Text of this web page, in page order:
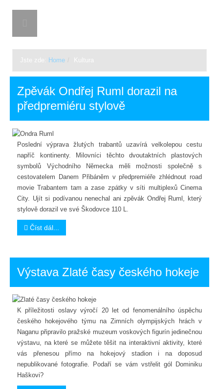
Jste zde: Home Kultura
Zpěvák Ondřej Ruml dorazil na
předpremiéru stylově
Poslední výprava žlutých trabantů uzavírá velkolepou cestu
napříč kontinenty. Milovníci těchto dvoutaktních plastových
symbolů Východního Německa měli možnosti společně s
cestovatelem Danem Přibáněm v předpremiéře zhlédnout road
movie Trabantem tam a zase zpátky v síti multiplexů Cinema
City. Ujít si podívanou nenechal ani zpěvák Ondřej Ruml, který
stylově dorazil ve své Škodovce 110 L.
Číst dál...
Výstava Zlaté časy českého hokeje
K příležitosti oslavy výročí 20 let od fenomenálního úspěchu
českého hokejového týmu na Zimních olympijských hrách v
Naganu připravilo pražské muzeum voskových figurín jedinečnou
výstavu, na které se můžete těšit na interaktivní aktivity, které
vás přenesou přímo na hokejový stadion i na doposud
nepublikované fotografie. Podaří se vám vstřelit gól Dominiku
Haškovi?